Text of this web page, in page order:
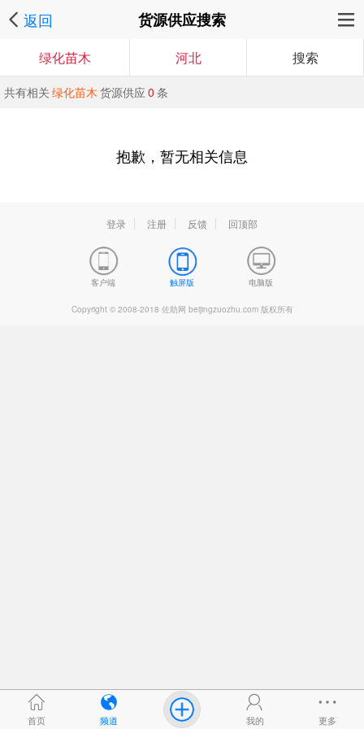
返回 货源供应搜索
绿化苗木 河北 搜索
共有相关 绿化苗木 货源供应 0 条
抱歉，暂无相关信息
登录 注册 反馈 回顶部
客户端 触屏版 电脑版
Copyright © 2008-2018 佐助网 beijingzuozhu.com 版权所有
首页 频道 我的 更多